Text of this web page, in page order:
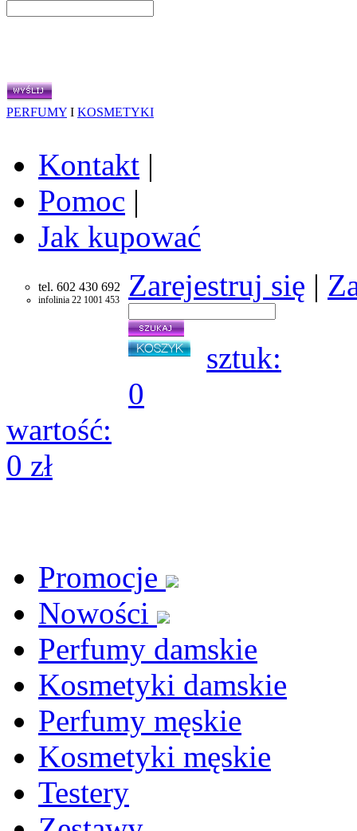
PERFUMY I KOSMETYKI
Kontakt |
Pomoc |
Jak kupować
tel. 602 430 692
infolinia 22 1001 453 Zarejestruj się |
sztuk:
0
wartość:
0 zł
Promocje
Nowości
Perfumy damskie
Kosmetyki damskie
Perfumy męskie
Kosmetyki męskie
Testery